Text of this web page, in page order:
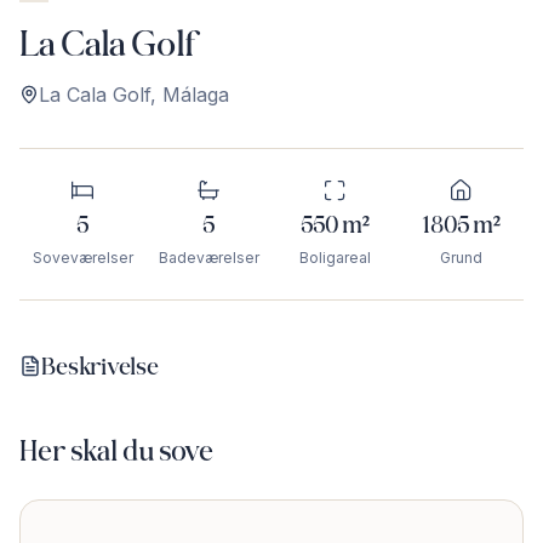
La Cala Golf
La Cala Golf, Málaga
5
Soveværelser
5
Badeværelser
550m²
Boligareal
1805m²
Grund
Beskrivelse
Her skal du sove